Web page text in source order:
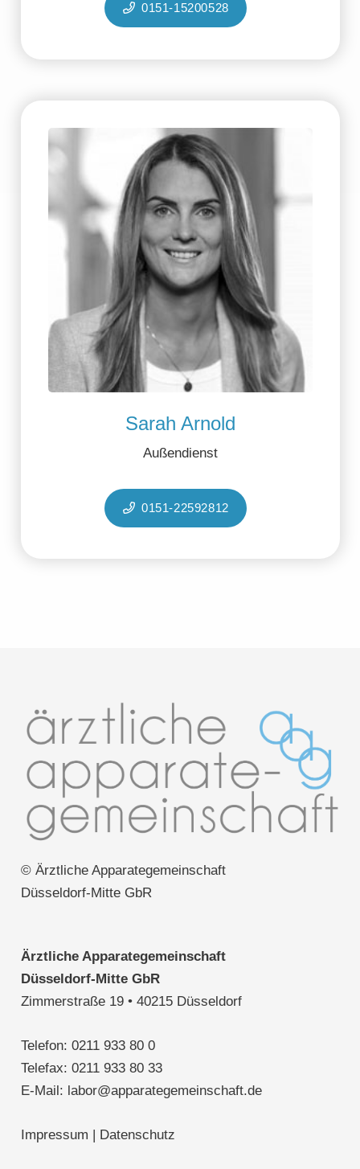
0151-15200528
Sarah Arnold
Außendienst
0151-22592812
© Ärztliche Apparategemeinschaft
Düsseldorf-Mitte GbR
Ärztliche Apparategemeinschaft
Düsseldorf-Mitte GbR
Zimmerstraße 19 • 40215 Düsseldorf
Telefon: 0211 933 80 0
Telefax: 0211 933 80 33
E-Mail: labor@apparategemeinschaft.de
Impressum Datenschutz